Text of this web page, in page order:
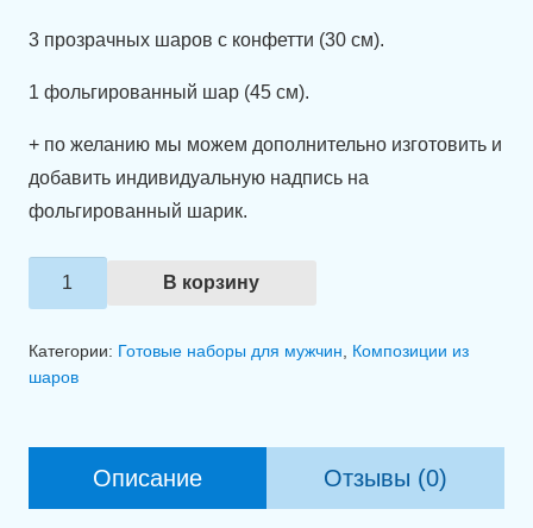
3 прозрачных шаров с конфетти (30 см).
1 фольгированный шар (45 см).
+ по желанию мы можем дополнительно изготовить и
добавить индивидуальную надпись на
фольгированный шарик.
Количество
товара
шаров
сияния"
В корзину
Категории: Готовые наборы для мужчин, Композиции из
шаров
Описание Отзывы (0)